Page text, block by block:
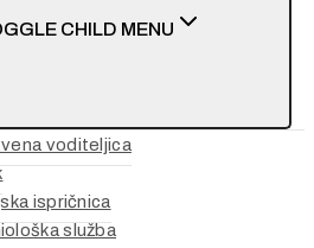
CHILD MENU
voditeljica
ispričnica
služba